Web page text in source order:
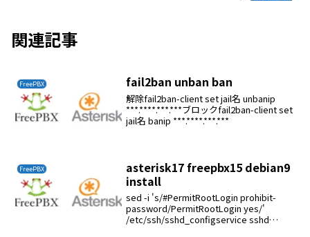
関連記事
FreePBX fail2ban unban ban
解除fail2ban-client set jail名 unbanip
***.****.***.***ブロックfail2ban-client set
jail名 banip ***.****.***.***
FreePBX
asterisk17 freepbx15 debian9
install
sed -i 's/#PermitRootLogin prohibit-
password/PermitRootLogin yes/'
/etc/ssh/sshd_configservice sshd